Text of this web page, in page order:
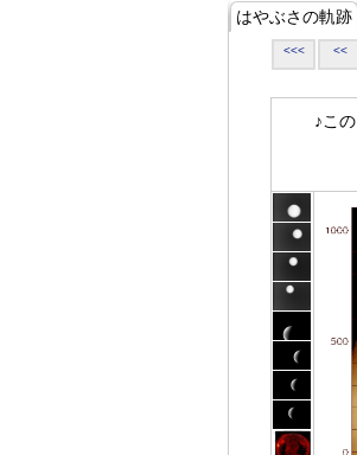
はやぶさの軌跡
<<< <<
♪この